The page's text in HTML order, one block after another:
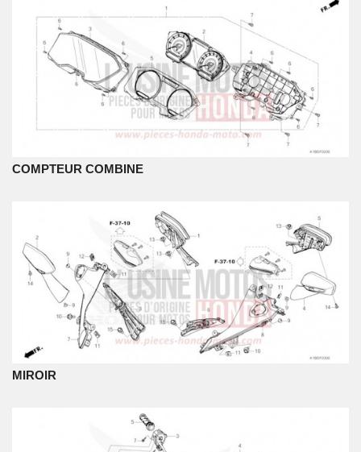
COMPTEUR COMBINE
MIROIR